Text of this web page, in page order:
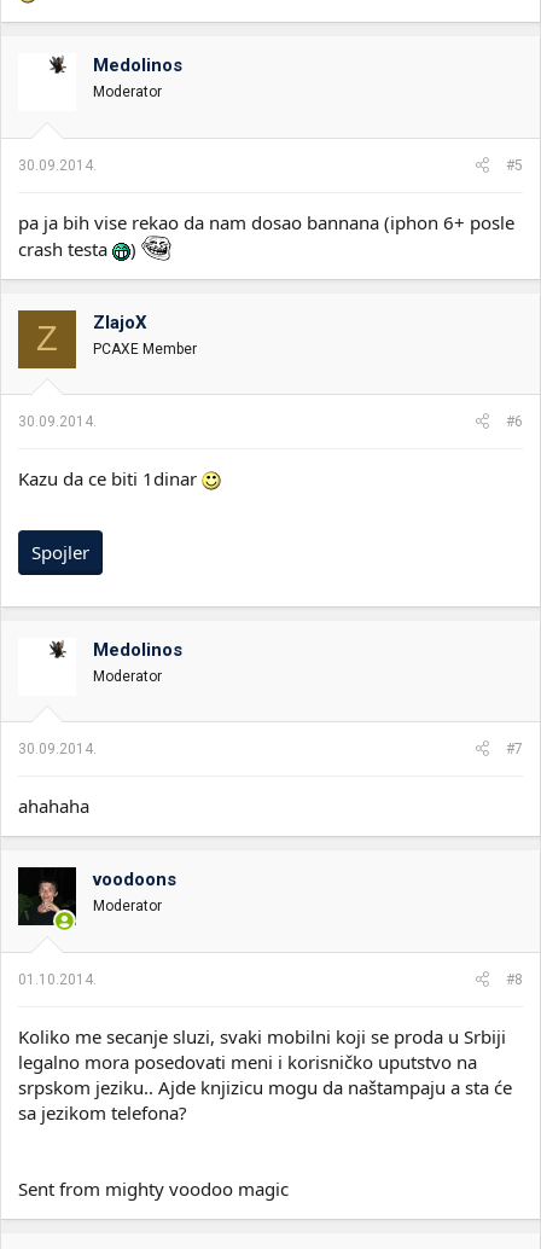
Medolinos
Moderator
30.09.2014. #5
pa ja bih vise rekao da nam dosao bannana (iphon 6+ posle
crash testa
)
Z ZlajoX
PCAXE Member
30.09.2014. #6
Kazu da ce biti 1dinar
Spojler
Medolinos
Moderator
30.09.2014. #7
ahahaha
voodoons
Moderator
01.10.2014. #8
Koliko me secanje sluzi, svaki mobilni koji se proda u Srbiji
legalno mora posedovati meni i korisničko uputstvo na
srpskom jeziku.. Ajde knjizicu mogu da naštampaju a sta će
sa jezikom telefona?
Sent from mighty voodoo magic